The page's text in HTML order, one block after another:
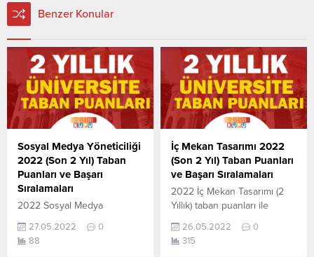
Benzer Konular
Sosyal Medya Yöneticiliği
2022 (Son 2 Yıl) Taban
Puanları ve Başarı
Sıralamaları
2022 Sosyal Medya
puanları ile başarı
sıralamaları açıklandı. En
27.05.2022
0
88
İç Mekan Tasarımı 2022
(Son 2 Yıl) Taban Puanları
ve Başarı Sıralamaları
2022 İç Mekan Tasarımı (2
Yıllık) taban puanları ile
En güncel haline aşağıdaki
tablodan ulaşabilirsiniz. İç
26.05.2022
0
315